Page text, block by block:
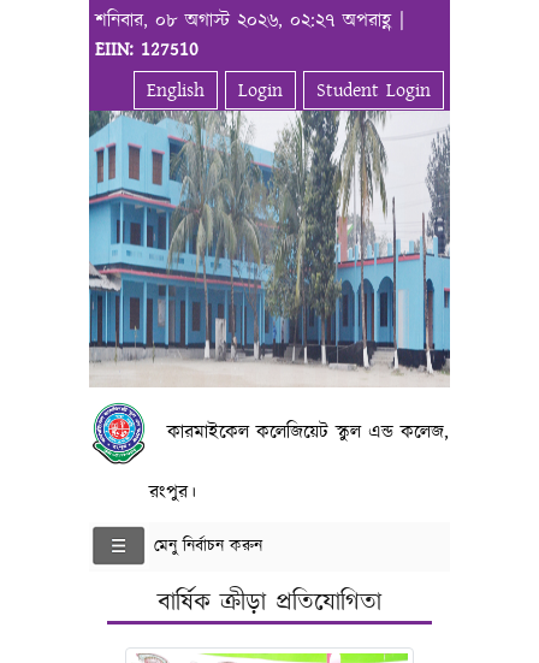
শনিবার, ০৮ অগাস্ট ২০২৬, ০২:২৭ অপরাহ্ণ |
EIIN: 127510
English
Login Student Login
কারমাইকেল কলেজিয়েট স্কুল এন্ড কলেজ,
রংপুর।
মেনু নির্বাচন করুন
বার্ষিক ক্রীড়া প্রতিযোগিতা